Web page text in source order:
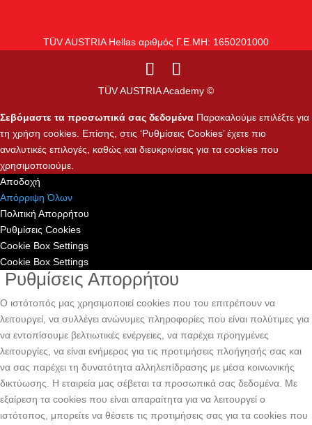
TÜV AUSTRIA Hellas αριθμός Γ.Ε.ΜΗ: 1650201000
TÜV AUSTRIA Academy ©
Σεβόμαστε τα προσωπικά σας δεδομένα Παρακαλούμε επιλέξτε για
τη χρήση cookies. Επίσης, στις ‘Ρυθμίσεις Cookies’ έχετε πιο
αναλυτικές επιλογές, καθώς και διευκρινίσεις για τα cookies που
χρησιμοποιούμε.
Αποδοχή
Απόρριψη Όλων
Πολιτική Απορρήτου
Ρυθμίσεις Cookies
Cookie Box Settings
Cookie Box Settings
Ρυθμίσεις Απορρήτου
Ο ιστότοπός μας χρησιμοποιεί cookies που του επιτρέπουν να
λειτουργεί, να συλλέγει ανώνυμες πληροφορίες που είναι πολύτιμες για
να εντοπίσουμε βελτιωτικές ενέργειες, να παρέχει προηγμένες
λειτουργίες, να είναι ενήμερος για τις προτιμήσεις πλοήγησής σας και
να σας παρέχει τη δυνατότητα αλληλεπίδρασης με μέσα κοινωνικής
δικτύωσης. H εταιρεία μας σέβεται τα προσωπικά σας δεδομένα. Με
εξαίρεση τα cookies που είναι απαραίτητα για να λειτουργεί ο
ιστότοπος, μπορείτε να θέσετε τις προτιμήσεις σας για τα cookies που